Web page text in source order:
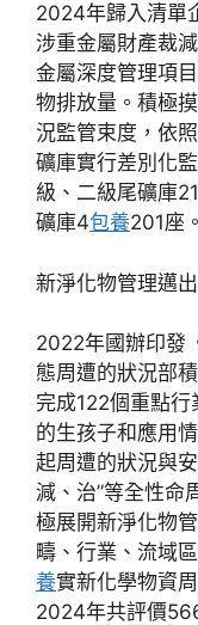
2024年歸入清單
涉重金屬財產裁
金屬深度管理項
物排放量。積極
況監管束度，依
礦庫實行差別化
級、二級尾礦庫
礦庫4包養201座。
新淨化物管理邁
2022年國辦印發
態周遭的狀況部
完成122個重點
的生孩子和應用
起周遭的狀況與
減、治”等全性命
極展開新淨化物
疇、行業、流域
養實新化學物資
2024年共評價